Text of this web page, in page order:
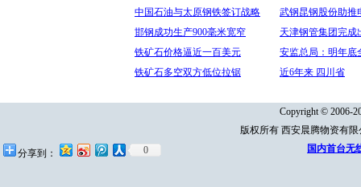
中国石油与太原钢铁签订战略
邯钢成功生产900毫米宽窄
铁矿石价格逼近一百美元
铁矿石多空双方低位拉锯
武钢昆钢股份助推
天津钢管集团完成
安监总局：明年底
近6年来 四川省
Copyright © 2006-
版权所有 西安晨腾物资有
国内首台无
分享到： 0